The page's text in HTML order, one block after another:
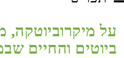
על מיקרוביוטקה,
ביוטים והחיים